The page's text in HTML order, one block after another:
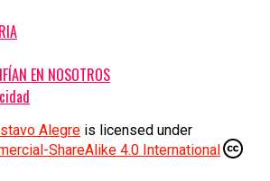
EN NOSOTROS
Alegre is licensed under
ShareAlike 4.0 International